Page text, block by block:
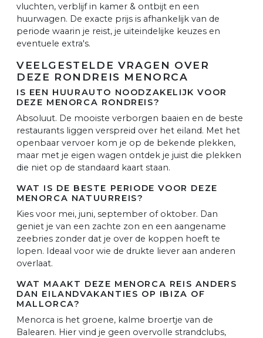
vluchten, verblijf in kamer & ontbijt en een
huurwagen. De exacte prijs is afhankelijk van de
periode waarin je reist, je uiteindelijke keuzes en
eventuele extra's.
VEELGESTELDE VRAGEN OVER
DEZE RONDREIS MENORCA
IS EEN HUURAUTO NOODZAKELIJK VOOR
DEZE MENORCA RONDREIS?
Absoluut. De mooiste verborgen baaien en de beste
restaurants liggen verspreid over het eiland. Met het
openbaar vervoer kom je op de bekende plekken,
maar met je eigen wagen ontdek je juist die plekken
die niet op de standaard kaart staan.
WAT IS DE BESTE PERIODE VOOR DEZE
MENORCA NATUURREIS?
Kies voor mei, juni, september of oktober. Dan
geniet je van een zachte zon en een aangename
zeebries zonder dat je over de koppen hoeft te
lopen. Ideaal voor wie de drukte liever aan anderen
overlaat.
WAT MAAKT DEZE MENORCA REIS ANDERS
DAN EILANDVAKANTIES OP IBIZA OF
MALLORCA?
Menorca is het groene, kalme broertje van de
Balearen. Hier vind je geen overvolle strandclubs,